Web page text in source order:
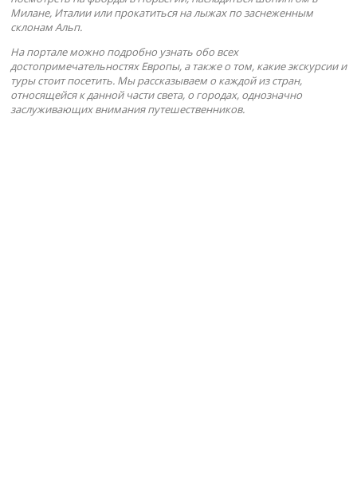
Милане, Италии или прокатиться на лыжах по заснеженным
склонам Альп.
На портале можно подробно узнать обо всех
достопримечательностях Европы, а также о том, какие экскурсии и
туры стоит посетить. Мы рассказываем о каждой из стран,
относящейся к данной части света, о городах, однозначно
заслуживающих внимания путешественников.